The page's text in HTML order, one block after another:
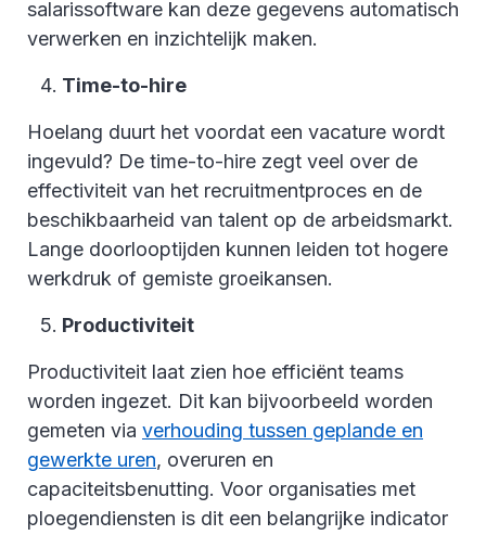
salarissoftware kan deze gegevens automatisch
verwerken en inzichtelijk maken.
Time-to-hire
Hoelang duurt het voordat een vacature wordt
ingevuld? De time-to-hire zegt veel over de
effectiviteit van het recruitmentproces en de
beschikbaarheid van talent op de arbeidsmarkt.
Lange doorlooptijden kunnen leiden tot hogere
werkdruk of gemiste groeikansen.
Productiviteit
Productiviteit laat zien hoe efficiënt teams
worden ingezet. Dit kan bijvoorbeeld worden
gemeten via verhouding tussen geplande en
gewerkte uren, overuren en
capaciteitsbenutting. Voor organisaties met
ploegendiensten is dit een belangrijke indicator